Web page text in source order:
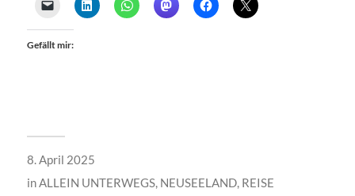
Gefällt mir:
8. April 2025
inALLEIN UNTERWEGS, NEUSEELAND, REISE